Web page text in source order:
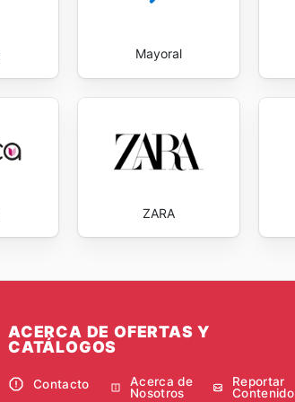
Mayoral
ZARA
ACERCA DE OFERTAS Y
CATÁLOGOS
Contacto
Acerca de
Nosotros
Reportar
Contenido